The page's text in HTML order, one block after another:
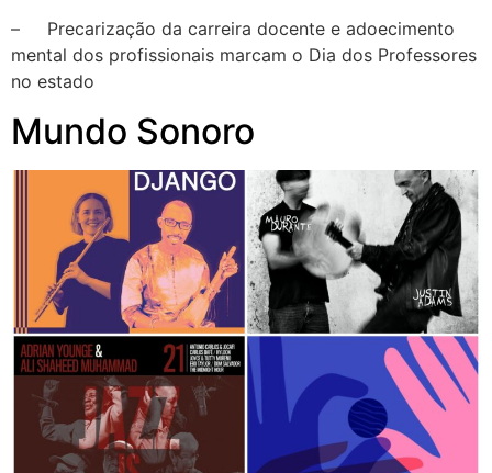
– Precarização da carreira docente e adoecimento
mental dos profissionais marcam o Dia dos Professores
no estado
Mundo Sonoro